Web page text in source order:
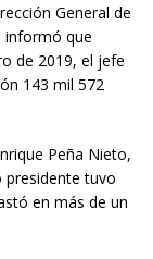
General de
informó que
de 2019, el jefe
143 mil 572
Peña Nieto,
tuvo
en más de un